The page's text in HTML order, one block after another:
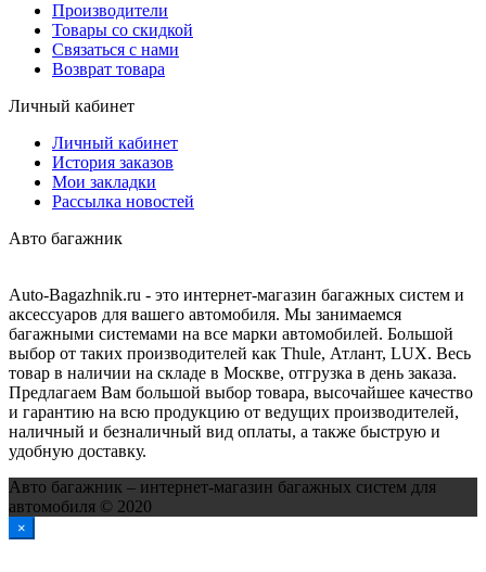
Производители
Товары со скидкой
Связаться с нами
Возврат товара
Личный кабинет
Личный кабинет
История заказов
Мои закладки
Рассылка новостей
Авто багажник
Auto-Bagazhnik.ru - это интернет-магазин багажных систем и
аксессуаров для вашего автомобиля. Мы занимаемся
багажными системами на все марки автомобилей. Большой
выбор от таких производителей как Thule, Атлант, LUX. Весь
товар в наличии на складе в Москве, отгрузка в день заказа.
Предлагаем Вам большой выбор товара, высочайшее качество
и гарантию на всю продукцию от ведущих производителей,
наличный и безналичный вид оплаты, а также быструю и
удобную доставку.
Авто багажник – интернет-магазин багажных систем для
автомобиля © 2020
×